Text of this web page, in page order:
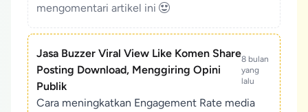
mengomentari artikel ini
Jasa Buzzer Viral View Like Komen Share
Posting Download, Menggiring Opini
Publik
8 bulan
yang
lalu
Cara meningkatkan Engagement Rate media